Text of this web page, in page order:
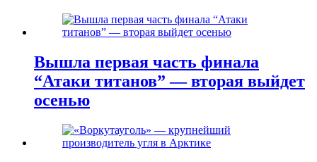
Вышла первая часть финала
“Атаки титанов” — вторая выйдет
осенью